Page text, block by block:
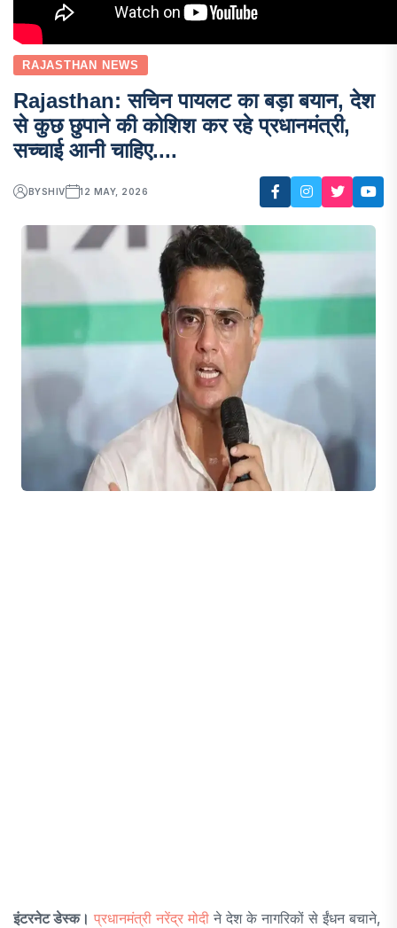
RAJASTHAN NEWS
Rajasthan: सचिन पायलट का बड़ा बयान, देश
से कुछ छुपाने की कोशिश कर रहे प्रधानमंत्री,
सच्चाई आनी चाहिए....
BYSHIV 12 MAY, 2026
इंटरनेट डेस्क। प्रधानमंत्री नरेंद्र मोदी ने देश के नागरिकों से ईंधन बचाने,